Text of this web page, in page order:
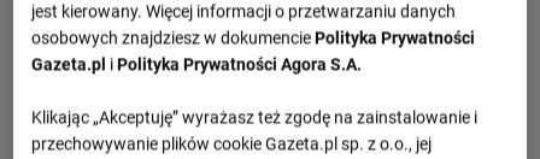
jest kierowany. Więcej informacji o przetwarzaniu danych
osobowych znajdziesz w dokumencie Polityka Prywatności
Gazeta.pl i Polityka Prywatności Agora S.A.
Klikając „Akceptuję” wyrażasz też zgodę na zainstalowanie i
przechowywanie plików cookie Gazeta.pl sp. z o.o., jej